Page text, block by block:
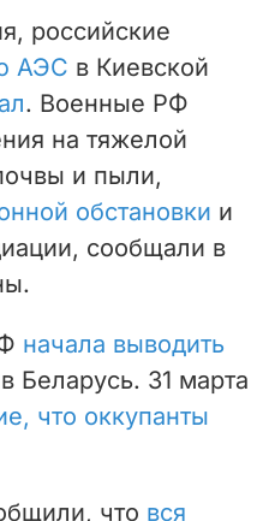
российские
АЭС в Киевской
. Военные РФ
на тяжелой
и пыли,
обстановки и
сообщали в
начала выводить
Беларусь. 31 марта
что оккупанты
что вся